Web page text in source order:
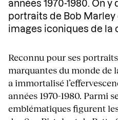
années 1970-1980. On
portraits de Bob Marley
images iconiques de la
Reconnu pour ses
marquantes du monde de
a immortalisé
années 1970-1980. Parmi
emblématiques figurent